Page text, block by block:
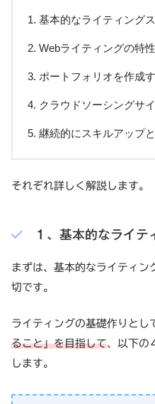
基本的なライティング
Webライティングの特
ポートフォリオを作成
クラウドソーシングサ
継続的にスキルアップ
それぞれ詳しく解説します。
１、基本的なライ
まずは、基本的なライティン
切です。
ライティングの基礎作りとし
ること」を目指して、以下の
します。